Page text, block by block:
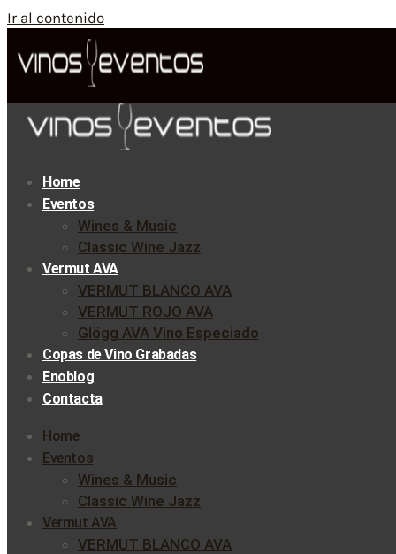
Ir al contenido
Home
Eventos
Wines & Music
Classic Wine Jazz
Vermut AVA
VERMUT BLANCO AVA
VERMUT ROJO AVA
Glögg AVA Vino Especiado
Copas de Vino Grabadas
Enoblog
Contacta
Home
Eventos
Wines & Music
Classic Wine Jazz
Vermut AVA
VERMUT BLANCO AVA